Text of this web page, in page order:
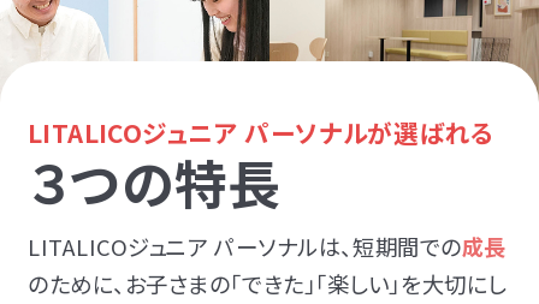
LITALICOジュニア パーソナルが選ばれる
３つの特長
LITALICOジュニア パーソナルは、短期間での成長
のために、お子さまの「できた」「楽しい」を大切にし